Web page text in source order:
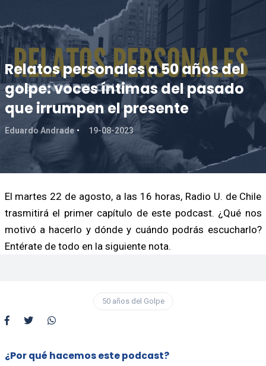
Relatos personales a 50 años del
golpe: voces íntimas del pasado
que irrumpen el presente
Eduardo Andrade 19-08-2023
El martes 22 de agosto, a las 16 horas, Radio U. de Chile
trasmitirá el primer capítulo de este podcast. ¿Qué nos
motivó a hacerlo y dónde y cuándo podrás escucharlo?
Entérate de todo en la siguiente nota.
50 años del Golpe
¿Por qué hacemos este podcast?